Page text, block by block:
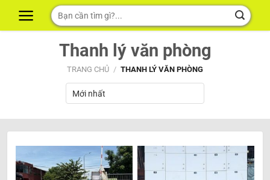
Tìm
kiếm:
Thanh lý văn phòng
TRANG CHỦ / THANH LÝ VĂN PHÒNG